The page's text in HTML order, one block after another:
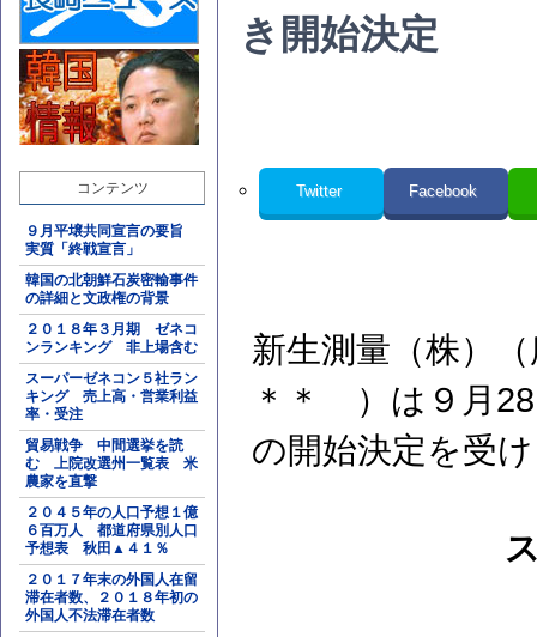
コンテンツ
９月平壌共同宣言の要旨
実質「終戦宣言」
韓国の北朝鮮石炭密輸事件
の詳細と文政権の背景
２０１８年３月期 ゼネコ
ンランキング 非上場含む
スーパーゼネコン５社ラン
キング 売上高・営業利益
率・受注
貿易戦争 中間選挙を読
む 上院改選州一覧表 米
農家を直撃
２０４５年の人口予想１億
６百万人 都道府県別人口
予想表 秋田▲４１％
２０１７年末の外国人在留
滞在者数、２０１８年初の
外国人不法滞在者数
き開始決定
Twitter Facebook
新生測量（株）
＊＊ ）は９月
の開始決定を受